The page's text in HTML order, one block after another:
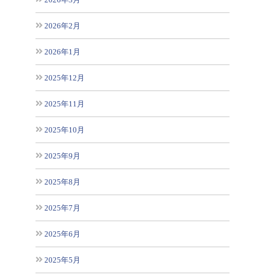
2026年2月
2026年1月
2025年12月
2025年11月
2025年10月
2025年9月
2025年8月
2025年7月
2025年6月
2025年5月